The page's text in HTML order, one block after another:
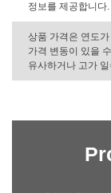
정보를 제공합니다.
상품 가격은 연도
가격 변동이 있을
유사하거나 고가